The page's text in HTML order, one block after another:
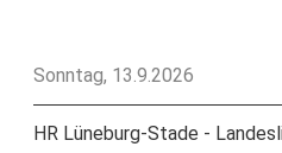
Sonntag, 13.9.2026
HR Lüneburg-Stade -